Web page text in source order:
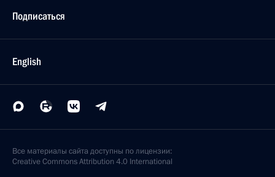
Подписаться
English
Все материалы сайта доступны по лицензии:
Creative Commons Attribution 4.0 International